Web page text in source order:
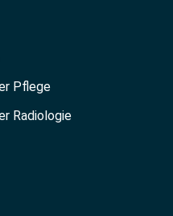
Pflege
Radiologie